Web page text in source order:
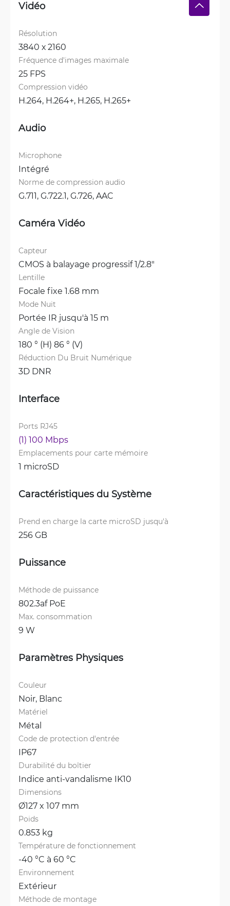
Vidéo
Résolution
3840 х 2160
Fréquence d'images maximale
25 FPS
Compression vidéo
H.264, H.264+, H.265, H.265+
Audio
Microphone
Intégré
Norme de compression audio
G.711, G.722.1, G.726, AAC
Caméra Vidéo
Capteur
CMOS à balayage progressif 1/2.8"
Lentille
Focale fixe 1.68 mm
Mode Nuit
Portée IR jusqu'à 15 m
Angle de Vision
180 ° (H) 86 ° (V)
Réduction Du Bruit Numérique
3D DNR
Interface
Ports RJ45
(1) 100 Mbps
Emplacements pour carte mémoire
1 microSD
Caractéristiques du Système
Prend en charge la carte microSD jusqu'à
256 GB
Puissance
Méthode de puissance
802.3af PoE
Max. consommation
9 W
Paramètres Physiques
Couleur
Noir, Blanc
Matériel
Métal
Code de protection d'entrée
IP67
Durabilité du boîtier
Indice anti-vandalisme IK10
Dimensions
Ø127 x 107 mm
Poids
0.853 kg
Température de fonctionnement
-40 °C à 60 °C
Environnement
Extérieur
Méthode de montage